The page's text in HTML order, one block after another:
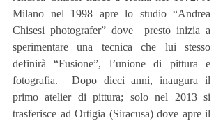
Milano nel 1998 apre lo studio “Andrea
Chisesi photografer” dove  presto inizia a
sperimentare una tecnica che lui stesso
definirà “Fusione”, l’unione di pittura e
fotografia.  Dopo dieci anni, inaugura il
primo atelier di pittura; solo nel 2013 si
trasferisce ad Ortigia (Siracusa) dove apre il